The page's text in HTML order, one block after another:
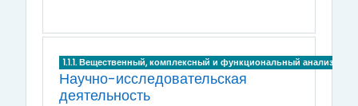
1.1.1. Вещественный, комплексный и функциональный анализ
Научно-исследовательская
деятельность